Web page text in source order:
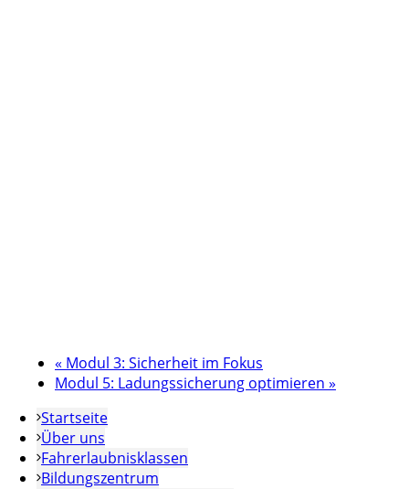
« Modul 3: Sicherheit im Fokus
Modul 5: Ladungssicherung optimieren »
Startseite
Über uns
Fahrerlaubnisklassen
Bildungszentrum